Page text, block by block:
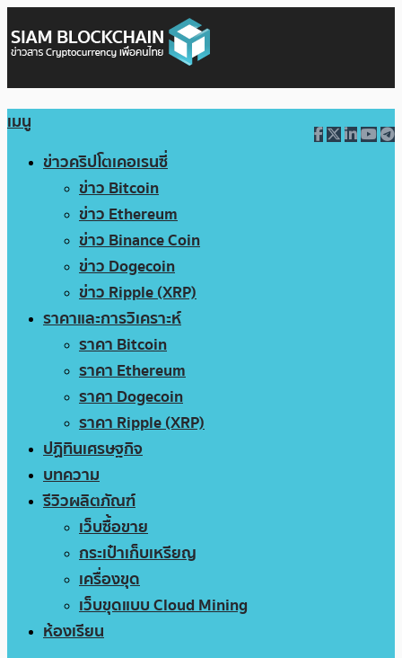
เมนู
ข่าวคริปโตเคอเรนซี่
ข่าว Bitcoin
ข่าว Ethereum
ข่าว Binance Coin
ข่าว Dogecoin
ข่าว Ripple (XRP)
ราคาและการวิเคราะห์
ราคา Bitcoin
ราคา Ethereum
ราคา Dogecoin
ราคา Ripple (XRP)
ปฏิทินเศรษฐกิจ
บทความ
รีวิวผลิตภัณฑ์
เว็บซื้อขาย
กระเป๋าเก็บเหรียญ
เครื่องขุด
เว็บขุดแบบ Cloud Mining
ห้องเรียน